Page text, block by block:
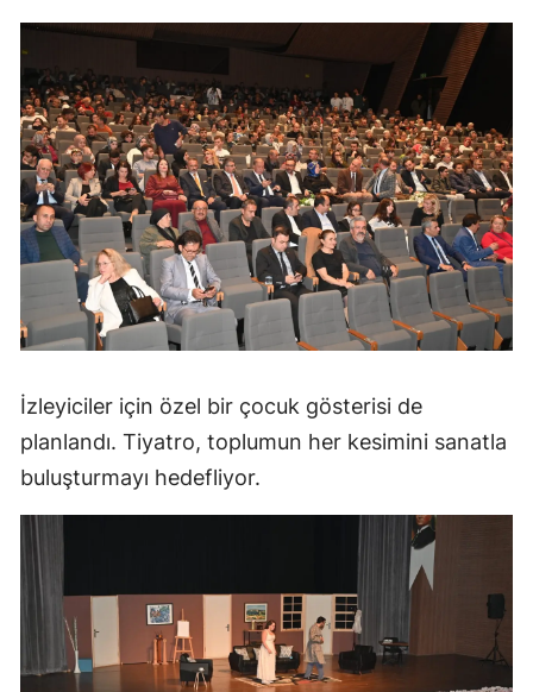
İzleyiciler için özel bir çocuk gösterisi de
planlandı. Tiyatro, toplumun her kesimini sanatla
buluşturmayı hedefliyor.